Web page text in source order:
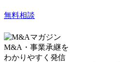
無料相談
M&A・事業承継を
わかりやすく発信